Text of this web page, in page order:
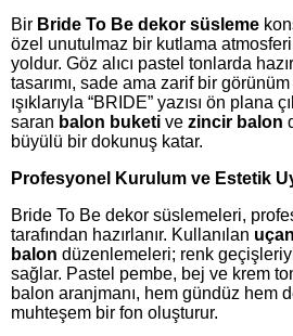
Bir Bride To Be dekor süsleme
özel unutulmaz bir kutlama
yoldur. Göz alıcı pastel tonlarda
tasarımı, sade ama zarif bir
ışıklarıyla “BRIDE” yazısı ön plana
saran balon buketi ve zincir balon
büyülü bir dokunuş katar.
Profesyonel Kurulum ve Estetik
Bride To Be dekor süslemeleri,
tarafından hazırlanır. Kullanılan
balon düzenlemeleri; renk
sağlar. Pastel pembe, bej ve krem
balon aranjmanı, hem gündüz hem
muhteşem bir fon oluşturur.